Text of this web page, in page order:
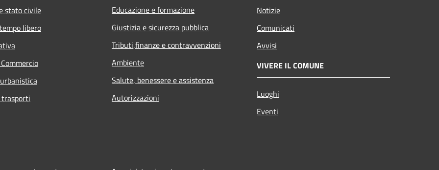
stato civile
libero
Educazione e formazione
Giustizia e sicurezza pubblica
Tributi,finanze e contravvenzioni
Ambiente
Salute, benessere e assistenza
Autorizzazioni
Notizie
Comunicati
Avvisi
VIVERE IL COMUNE
Luoghi
Eventi